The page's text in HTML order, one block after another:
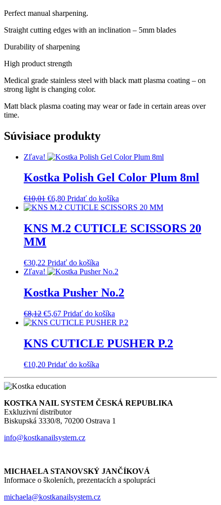
Perfect manual sharpening.
Straight cutting edges with an inclination – 5mm blades
Durability of sharpening
High product strength
Medical grade stainless steel with black matt plasma coating – on
strong light is changing color.
Matt black plasma coating may wear or fade in certain areas over
time.
Súvisiace produkty
Zľava!
Kostka Polish Gel Color Plum 8ml
€10,01 Pôvodná
cena
€10,01.
€6,80Aktuálna
cena
€6,80.
Pridať do košíka
KNS M.2 CUTICLE SCISSORS 20
MM
€30,22 Pridať do košíka
Zľava!
Kostka Pusher No.2
€8,12 Pôvodná
cena
€8,12.
€5,67Aktuálna
cena
€5,67.
Pridať do košíka
KNS CUTICLE PUSHER P.2
€10,20 Pridať do košíka
KOSTKA NAIL SYSTEM ČESKÁ REPUBLIKA
Exkluzivní distributor
Biskupská 3330/8, 70200 Ostrava 1
info@kostkanailsystem.cz
MICHAELA STANOVSKÝ JANČÍKOVÁ
Informace o školeních, prezentacích a spolupráci
michaela@kostkanailsystem.cz